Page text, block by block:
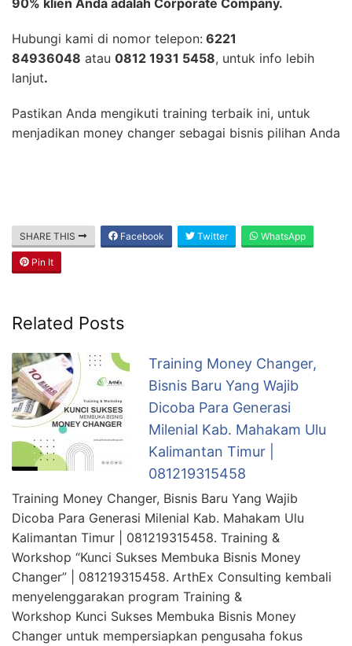
Hubungi kami di nomor telepon: 6221
84936048 atau 0812 1931 5458, untuk info lebih
lanjut.
Pastikan Anda mengikuti training terbaik ini, untuk
menjadikan money changer sebagai bisnis pilihan Anda
SHARE THIS Facebook Twitter WhatsApp
Pin It
Related Posts
Training Money Changer,
Bisnis Baru Yang Wajib
Dicoba Para Generasi
Milenial Kab. Mahakam Ulu
Kalimantan Timur |
081219315458
Training Money Changer, Bisnis Baru Yang Wajib
Dicoba Para Generasi Milenial Kab. Mahakam Ulu
Kalimantan Timur | 081219315458. Training &
Workshop “Kunci Sukses Membuka Bisnis Money
Changer” | 081219315458. ArthEx Consulting kembali
menyelenggarakan program Training &
Workshop Kunci Sukses Membuka Bisnis Money
Changer untuk mempersiapkan pengusaha fokus